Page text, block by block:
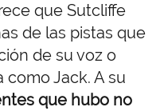
que Sutcliffe
de las pistas que
de su voz o
Jack. A su
que hubo no